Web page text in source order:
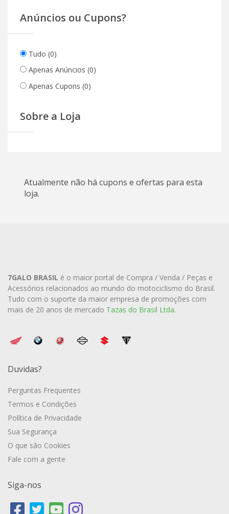
Anúncios ou Cupons?
Tudo (0)
Apenas Anúncios (0)
Apenas Cupons (0)
Sobre a Loja
Atualmente não há cupons e ofertas para esta
loja.
7GALO BRASIL é o maior portal de Compra / Venda / Peças e
Acessórios relacionados ao mundo do motociclismo do Brasil.
Tudo com o suporte da maior empresa de promoções com
mais de 20 anos de mercado Tazas do Brasil Ltda.
Duvidas?
Perguntas Frequentes
Termos e Condições
Política de Privacidade
Sua Segurança
O que são Cookies
Fale com a gente
Siga-nos